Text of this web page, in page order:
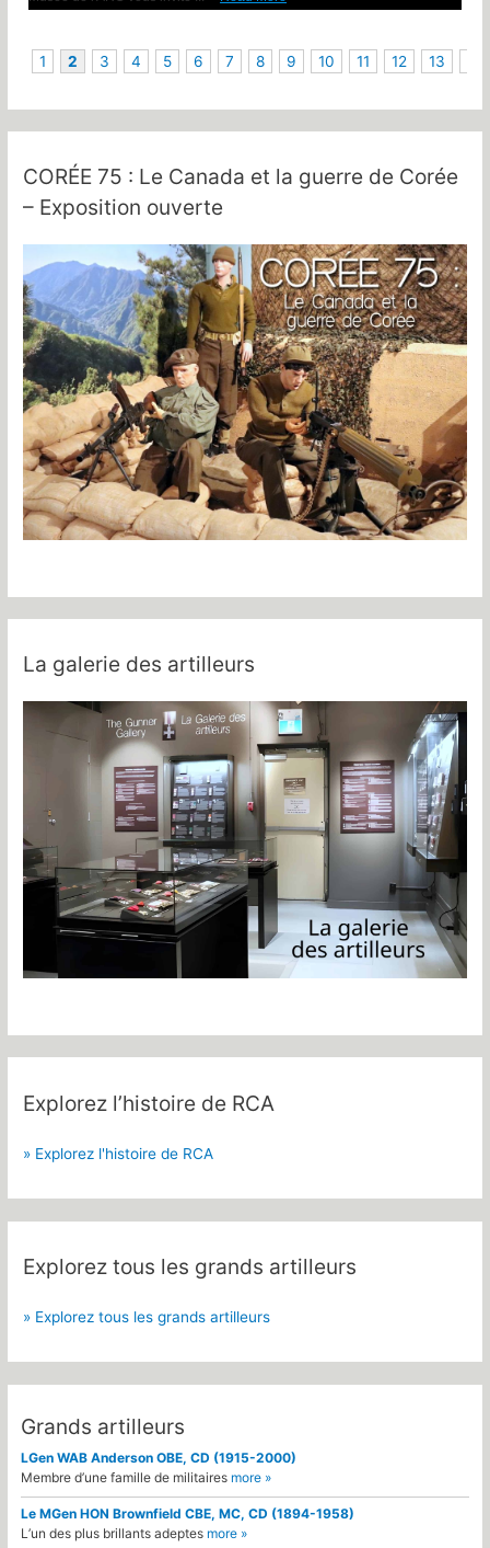
1 2 3 4 5 6 7 8 9 10 11 12 13
CORÉE 75 : Le Canada et la guerre de Corée
– Exposition ouverte
La galerie des artilleurs
Explorez l’histoire de RCA
» Explorez l'histoire de RCA
Explorez tous les grands artilleurs
» Explorez tous les grands artilleurs
Grands artilleurs
LGen WAB Anderson OBE, CD (1915-2000)
Membre d’une famille de militaires more »
Le MGen HON Brownfield CBE, MC, CD (1894-1958)
L’un des plus brillants adeptes more »